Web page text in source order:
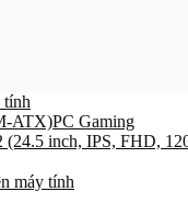
máy tính
tính
PC Gaming